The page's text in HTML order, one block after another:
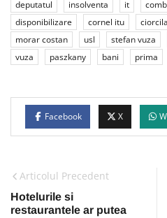
deputatul insolventa it
disponibilizare
cornel itu ciorcila
morar costan
usl stefan vuza
vuza
paszkany bani prima
Facebook X
Articolul Precedent
Hotelurile si
restaurantele ar putea